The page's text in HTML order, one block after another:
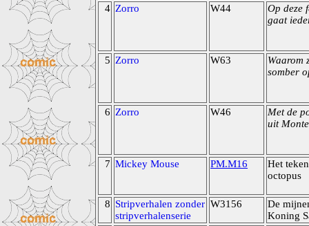
4 Zorro W44
Op deze
gaat
5 Zorro W63
Waarom
somber
6 Zorro W46
Met de
uit
7 Mickey Mouse PM.M16
Het
octopus
8 Stripverhalen zonder
stripverhalenserie
W3156
De
Koning